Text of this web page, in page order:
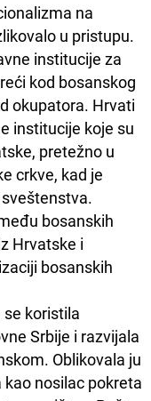
na
u pristupu.
institucije za
kod bosanskog
okupatora. Hrvati
institucije koje su
pretežno u
crkve, kad je
bosanskih
Hrvatske i
bosanskih
koristila
Srbije i razvijala
Oblikovala ju
nosilac pokreta